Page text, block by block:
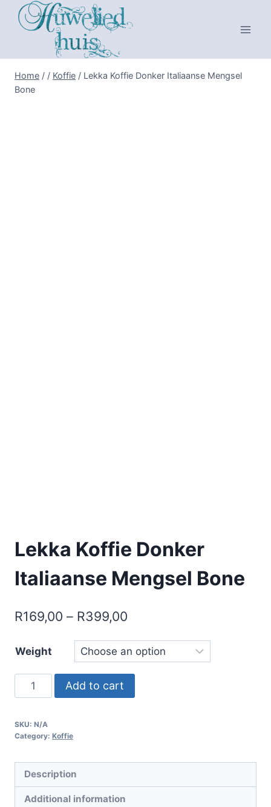
Skip
Home / / Koffie / Lekka Koffie Donker Italiaanse Mengsel
Bone
Lekka Koffie Donker
Italiaanse Mengsel Bone
R169,00 – R399,00
range:
R169,00
through
R399,00
Weight
Lekka
Koffie
Italiaanse
Bone
quantity
Add to cart
SKU: N/A
Category: Koffie
Description
Additional information